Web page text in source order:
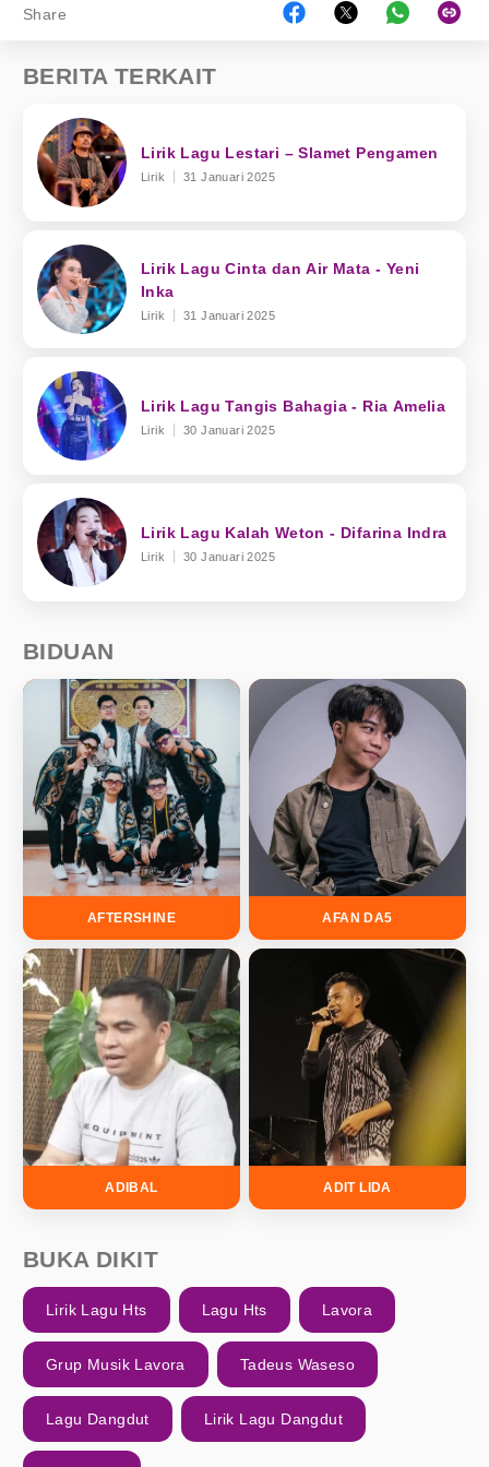
Share
BERITA TERKAIT
Lirik Lagu Lestari – Slamet Pengamen
Lirik 31 Januari 2025
Lirik Lagu Cinta dan Air Mata - Yeni
Inka
Lirik 31 Januari 2025
Lirik Lagu Tangis Bahagia - Ria Amelia
Lirik 30 Januari 2025
Lirik Lagu Kalah Weton - Difarina Indra
Lirik 30 Januari 2025
BIDUAN
AFTERSHINE AFAN DA5
ADIBAL ADIT LIDA
BUKA DIKIT
Lirik Lagu Hts Lagu Hts Lavora
Grup Musik Lavora Tadeus Waseso
Lagu Dangdut Lirik Lagu Dangdut